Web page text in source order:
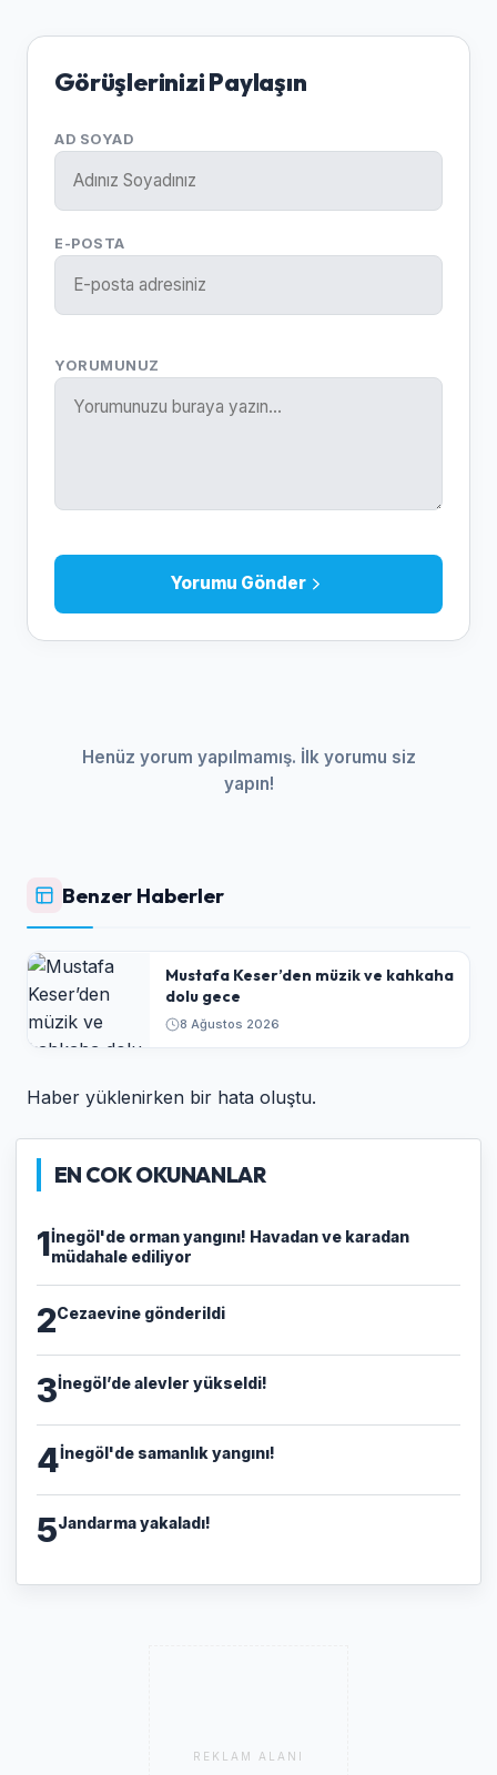
Görüşlerinizi Paylaşın
AD SOYAD
E-POSTA
YORUMUNUZ
Yorumu Gönder
Henüz yorum yapılmamış. İlk yorumu siz
yapın!
Benzer Haberler
Mustafa Keser’den müzik ve kahkaha
dolu gece
8 Ağustos 2026
Haber yüklenirken bir hata oluştu.
EN COK OKUNANLAR
1İnegöl'de orman yangını! Havadan ve karadan
müdahale ediliyor
2Cezaevine gönderildi
3İnegöl’de alevler yükseldi!
4İnegöl'de samanlık yangını!
5Jandarma yakaladı!
REKLAM ALANI